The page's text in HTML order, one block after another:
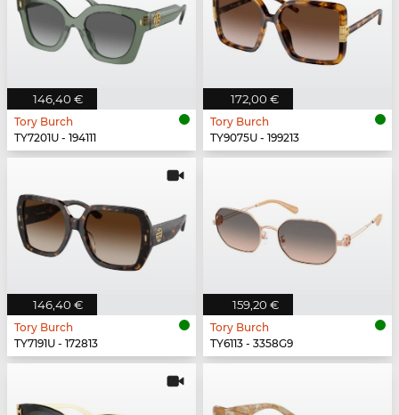
146,40 €
Tory Burch
TY7201U - 194111
172,00 €
Tory Burch
TY9075U - 199213
146,40 €
Tory Burch
TY7191U - 172813
159,20 €
Tory Burch
TY6113 - 3358G9